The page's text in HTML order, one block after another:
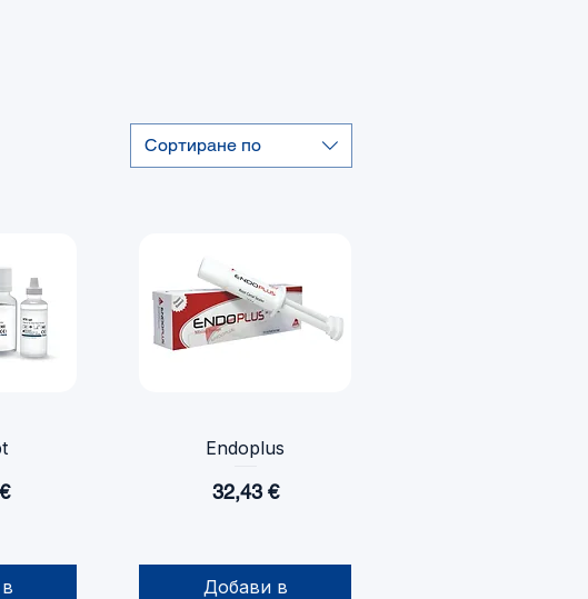
Сортиране по
Бърз преглед
Endoplus
Цена
32,43 €
Добави в